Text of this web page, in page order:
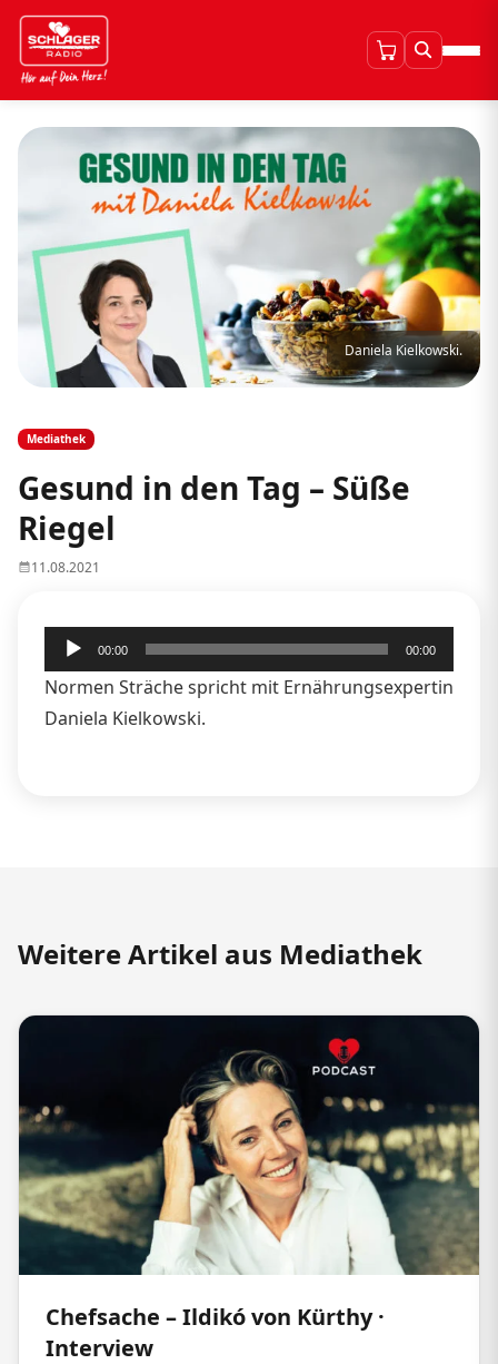
Daniela Kielkowski.
Mediathek
Gesund in den Tag – Süße
Riegel
11.08.2021
Audio-
Player
00:00 00:00
Normen Sträche spricht mit Ernährungsexpertin
Daniela Kielkowski.
Weitere Artikel aus Mediathek
Chefsache – Ildikó von Kürthy ·
Interview